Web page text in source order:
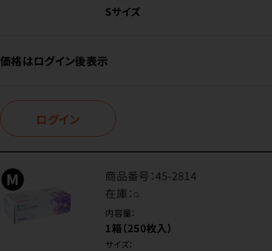
Sサイズ
価格はログイン後表示
ログイン
商品番号：45-2814
在庫：○
内容量：
1箱（250枚入）
サイズ：